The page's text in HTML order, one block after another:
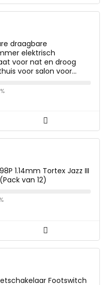
draagbare
elektrisch
voor nat en droog
voor salon voor…
1.14mm Tortex Jazz III
van 12)
Footswitch